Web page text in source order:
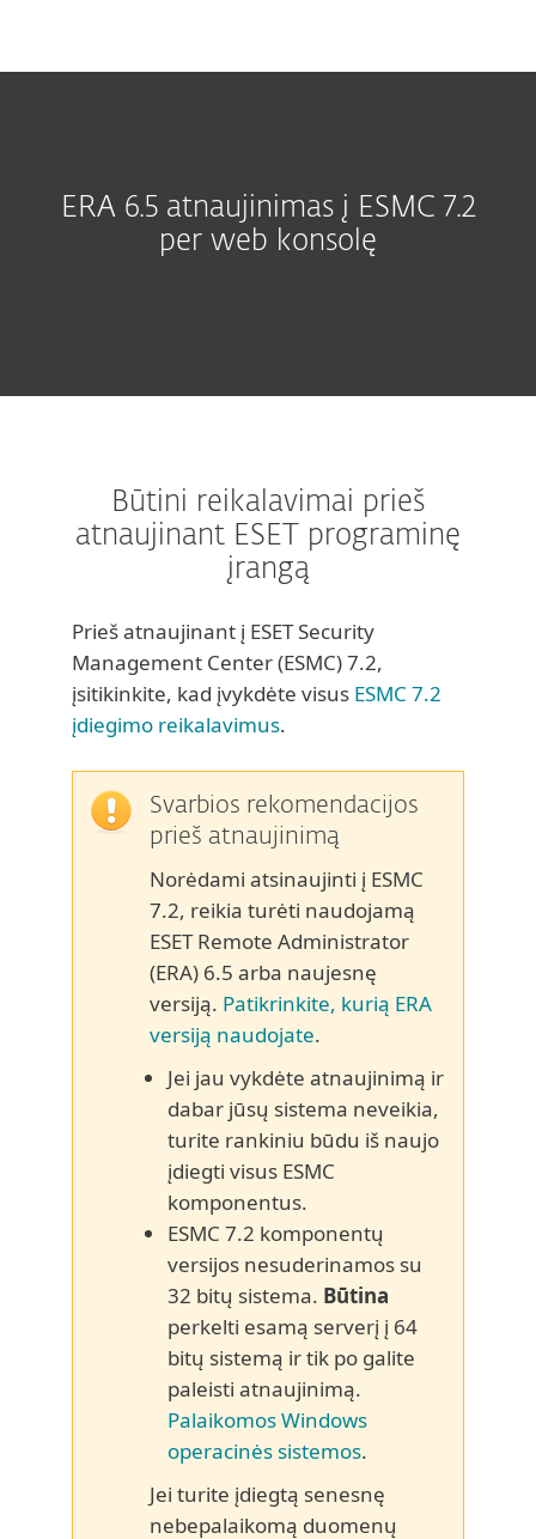
ERA 6.5 atnaujinimas į ESMC 7.2
per web konsolę
Būtini reikalavimai prieš
atnaujinant ESET programinę
įrangą
Prieš atnaujinant į ESET Security
Management Center (ESMC) 7.2,
įsitikinkite, kad įvykdėte visus ESMC 7.2
įdiegimo reikalavimus.
Svarbios rekomendacijos
prieš atnaujinimą
Norėdami atsinaujinti į ESMC
7.2, reikia turėti naudojamą
ESET Remote Administrator
(ERA) 6.5 arba naujesnę
versiją. Patikrinkite, kurią ERA
versiją naudojate.
Jei jau vykdėte atnaujinimą ir
dabar jūsų sistema neveikia,
turite rankiniu būdu iš naujo
įdiegti visus ESMC
komponentus.
ESMC 7.2 komponentų
versijos nesuderinamos su
32 bitų sistema. Būtina
perkelti esamą serverį į 64
bitų sistemą ir tik po galite
paleisti atnaujinimą.
Palaikomos Windows
operacinės sistemos.
Jei turite įdiegtą senesnę
nebepalaikomą duomenų